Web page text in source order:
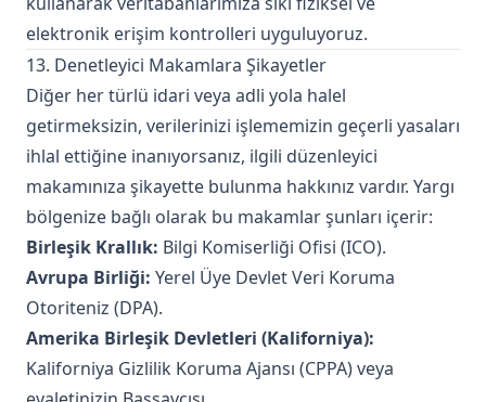
elektronik erişim kontrolleri uyguluyoruz.
13. Denetleyici Makamlara Şikayetler
Diğer her türlü idari veya adli yola halel
getirmeksizin, verilerinizi işlememizin geçerli yasaları
ihlal ettiğine inanıyorsanız, ilgili düzenleyici
makamınıza şikayette bulunma hakkınız vardır. Yargı
bölgenize bağlı olarak bu makamlar şunları içerir:
Birleşik Krallık: Bilgi Komiserliği Ofisi (ICO).
Avrupa Birliği: Yerel Üye Devlet Veri Koruma
Otoriteniz (DPA).
Amerika Birleşik Devletleri (Kaliforniya):
Kaliforniya Gizlilik Koruma Ajansı (CPPA) veya